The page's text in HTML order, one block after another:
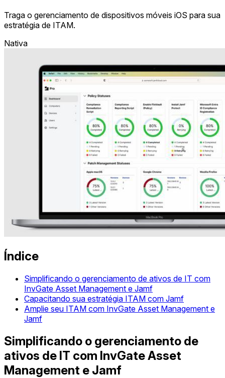
Traga o gerenciamento de dispositivos móveis iOS para sua
estratégia de ITAM.
Nativa
Índice
Simplificando o gerenciamento de ativos de IT com
InvGate Asset Management e Jamf
Capacitando sua estratégia ITAM com Jamf
Amplie seu ITAM com InvGate Asset Management e
Jamf
Simplificando o gerenciamento de
ativos de IT com InvGate Asset
Management e Jamf